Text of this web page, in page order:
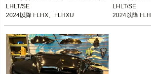
LHLT/SE
2024以降 FLHX、FLHXU
LHLT/SE
2024以降